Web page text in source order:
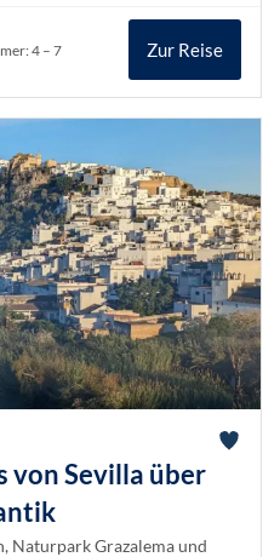
4 – 7 Zur Reise
von Sevilla über
Naturpark Grazalema und